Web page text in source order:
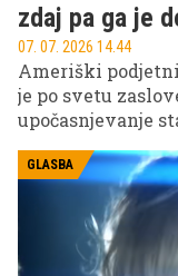
zdaj pa ga je
07. 07. 2026 14.44
Ameriški
je po svetu
upočasnjevanje
dobe, je razkril,
redko
GLASBA